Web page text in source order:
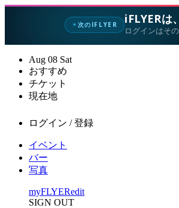
✦次のIFLYER iFLYERは、
ログインはそ
Aug 08 Sat
おすすめ
チケット
現在地
ログイン / 登録
イベント
バー
写真
myFLYERedit
SIGN OUT